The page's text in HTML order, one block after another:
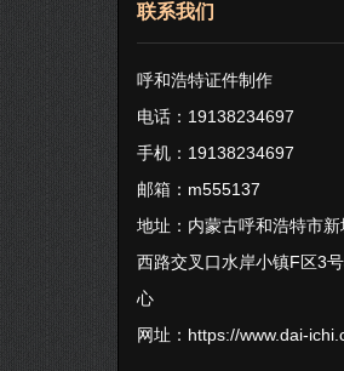
联系我们
呼和浩特证件制作
电话：19138234697
手机：19138234697
邮箱：m555137
地址：内蒙古呼和浩特市
西路交叉口水岸小镇F区3
心
网址： https://www.dai-